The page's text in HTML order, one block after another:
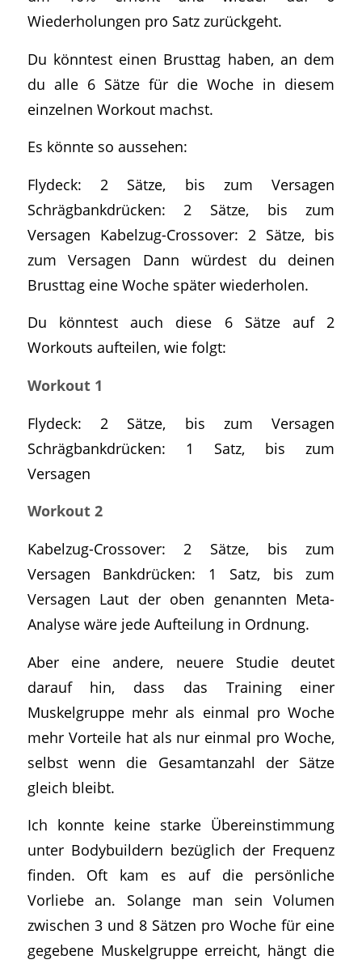
Wiederholungen pro Satz zurückgeht.
Du könntest einen Brusttag haben, an dem
du alle 6 Sätze für die Woche in diesem
einzelnen Workout machst.
Es könnte so aussehen:
Flydeck: 2 Sätze, bis zum Versagen
Schrägbankdrücken: 2 Sätze, bis zum
Versagen Kabelzug-Crossover: 2 Sätze, bis
zum Versagen Dann würdest du deinen
Brusttag eine Woche später wiederholen.
Du könntest auch diese 6 Sätze auf 2
Workouts aufteilen, wie folgt:
Workout 1
Flydeck: 2 Sätze, bis zum Versagen
Schrägbankdrücken: 1 Satz, bis zum
Versagen
Workout 2
Kabelzug-Crossover: 2 Sätze, bis zum
Versagen Bankdrücken: 1 Satz, bis zum
Versagen Laut der oben genannten Meta-
Analyse wäre jede Aufteilung in Ordnung.
Aber eine andere, neuere Studie deutet
darauf hin, dass das Training einer
Muskelgruppe mehr als einmal pro Woche
mehr Vorteile hat als nur einmal pro Woche,
selbst wenn die Gesamtanzahl der Sätze
gleich bleibt.
Ich konnte keine starke Übereinstimmung
unter Bodybuildern bezüglich der Frequenz
finden. Oft kam es auf die persönliche
Vorliebe an. Solange man sein Volumen
zwischen 3 und 8 Sätzen pro Woche für eine
gegebene Muskelgruppe erreicht, hängt die